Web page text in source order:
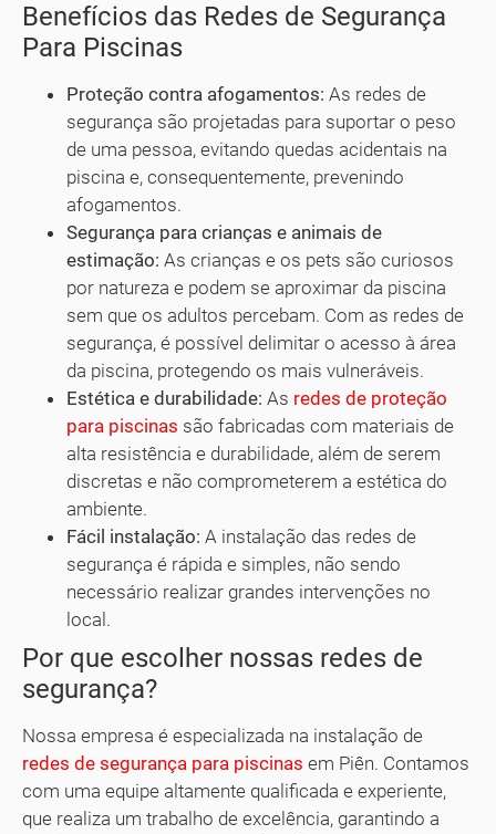
Benefícios das Redes de Segurança
Para Piscinas
Proteção contra afogamentos: As redes de
segurança são projetadas para suportar o peso
de uma pessoa, evitando quedas acidentais na
piscina e, consequentemente, prevenindo
afogamentos.
Segurança para crianças e animais de
estimação: As crianças e os pets são curiosos
por natureza e podem se aproximar da piscina
sem que os adultos percebam. Com as redes de
segurança, é possível delimitar o acesso à área
da piscina, protegendo os mais vulneráveis.
Estética e durabilidade: As redes de proteção
para piscinas são fabricadas com materiais de
alta resistência e durabilidade, além de serem
discretas e não comprometerem a estética do
ambiente.
Fácil instalação: A instalação das redes de
segurança é rápida e simples, não sendo
necessário realizar grandes intervenções no
local.
Por que escolher nossas redes de
segurança?
Nossa empresa é especializada na instalação de
redes de segurança para piscinas em Piên. Contamos
com uma equipe altamente qualificada e experiente,
que realiza um trabalho de excelência, garantindo a